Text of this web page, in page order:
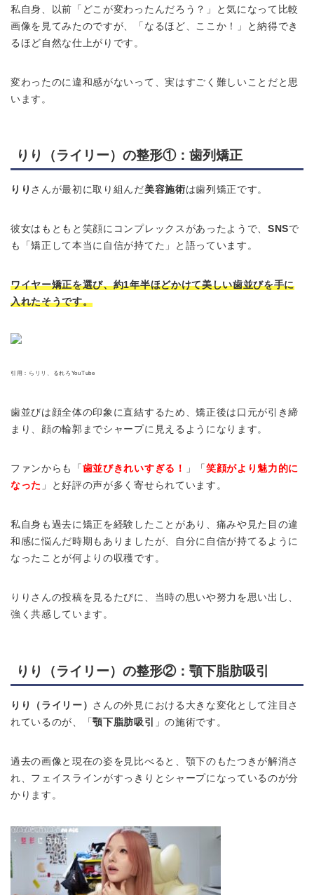
私自身、以前「どこが変わったんだろう？」と気になって比較
画像を見てみたのですが、「なるほど、ここか！」と納得でき
るほど自然な仕上がりです。
変わったのに違和感がないって、実はすごく難しいことだと思
います。
りり（ライリー）の整形①：歯列矯正
りり さんが最初に取り組んだ美容施術は歯列矯正です。
彼女はもともと笑顔にコンプレックスがあったようで、 SNSで
も「矯正して本当に自信が持てた」と語っています。
ワイヤー矯正を選び、約1年半ほどかけて美しい歯並びを手に
入れたそうです。
引用：らリリ、るれろYouTube
歯並びは顔全体の印象に直結するため、矯正後は口元が引き締
まり、顔の輪郭までシャープに見えるようになります。
ファンからも「 歯並びきれいすぎる！ 」「 笑顔がより魅力的に
なった 」と好評の声が多く寄せられています。
私自身も過去に矯正を経験したことがあり、痛みや見た目の違
和感に悩んだ時期もありましたが、自分に自信が持てるように
なったことが何よりの収穫です。
りりさんの投稿を見るたびに、当時の思いや努力を思い出し、
強く共感しています。
りり（ライリー）の整形②：顎下脂肪吸引
りり（ライリー） さんの外見における大きな変化として注目さ
れているのが、「顎下脂肪吸引 」の施術です。
過去の画像と現在の姿を見比べると、顎下のもたつきが解消さ
れ、フェイスラインがすっきりとシャープになっているのが分
かります。